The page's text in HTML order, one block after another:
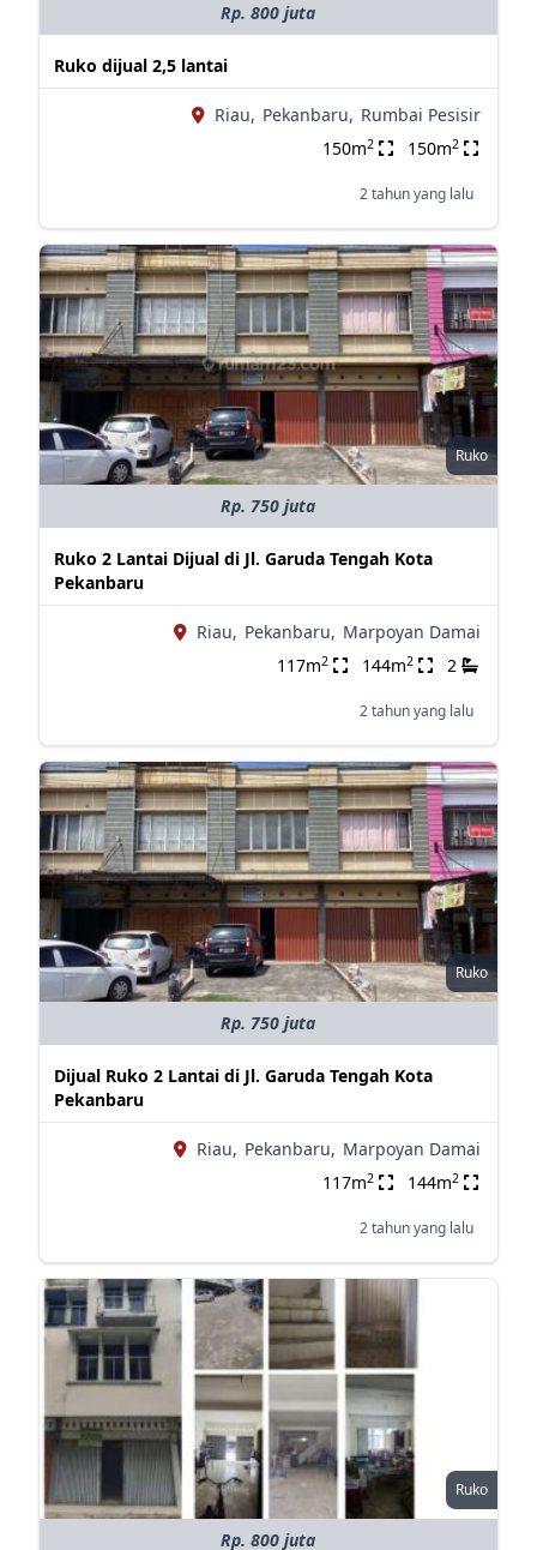
Rp. 800 juta
Ruko dijual 2,5 lantai
Riau, Pekanbaru, Rumbai Pesisir
150m2 150m2
2 tahun yang lalu
Ruko
Rp. 750 juta
Ruko 2 Lantai Dijual di Jl. Garuda Tengah Kota
Pekanbaru
Riau, Pekanbaru, Marpoyan Damai
117m2 144m2 2
2 tahun yang lalu
Ruko
Rp. 750 juta
Dijual Ruko 2 Lantai di Jl. Garuda Tengah Kota
Pekanbaru
Riau, Pekanbaru, Marpoyan Damai
117m2 144m2
2 tahun yang lalu
Ruko
Rp. 800 juta